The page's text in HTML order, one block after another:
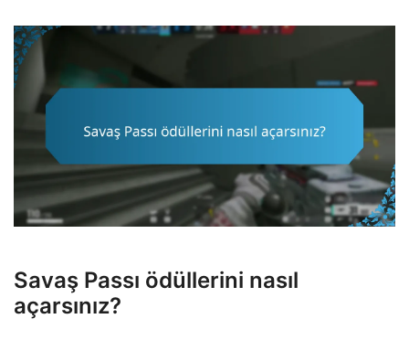
Savaş Passı ödüllerini nasıl
açarsınız?